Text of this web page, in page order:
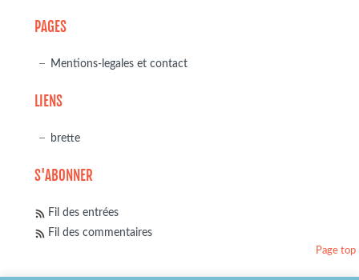
PAGES
Mentions-legales et contact
LIENS
brette
S'ABONNER
Fil des entrées
Fil des commentaires
Page top